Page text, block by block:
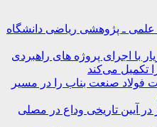
علمی ـ پژوهشی ریاضی دانشگاه
با اجرای پروژه های راهبردی
تکمیل می‌کند
صادرات فولاد صنعت بناب را در مسیر
در آیین تاریخی وداع در مصلی